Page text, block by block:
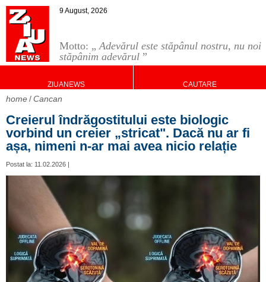
Motto: „Adevărul este stăpânul nostru, nu noi
stăpânim adevărul ”
9 August, 2026
ZIUANEWS CAUTARE
home Cancan
Creierul îndrăgostitului este biologic
vorbind un creier „stricat". Dacă nu ar fi
așa, nimeni n-ar mai avea nicio relație
Postat la: 11.02.2026 |